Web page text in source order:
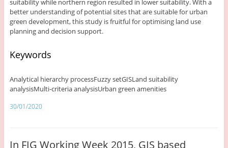
suitability while northern region resulted in lower suitability. With a
better understanding of potential sites that are suitable for urban
green development, this study is fruitful for optimising land use
planning and decision support.
Keywords
Analytical hierarchy processFuzzy setGISLand suitability
analysisMulti-criteria analysisUrban green amenities
30/01/2020
In FIG Working Week 2015, GIS based